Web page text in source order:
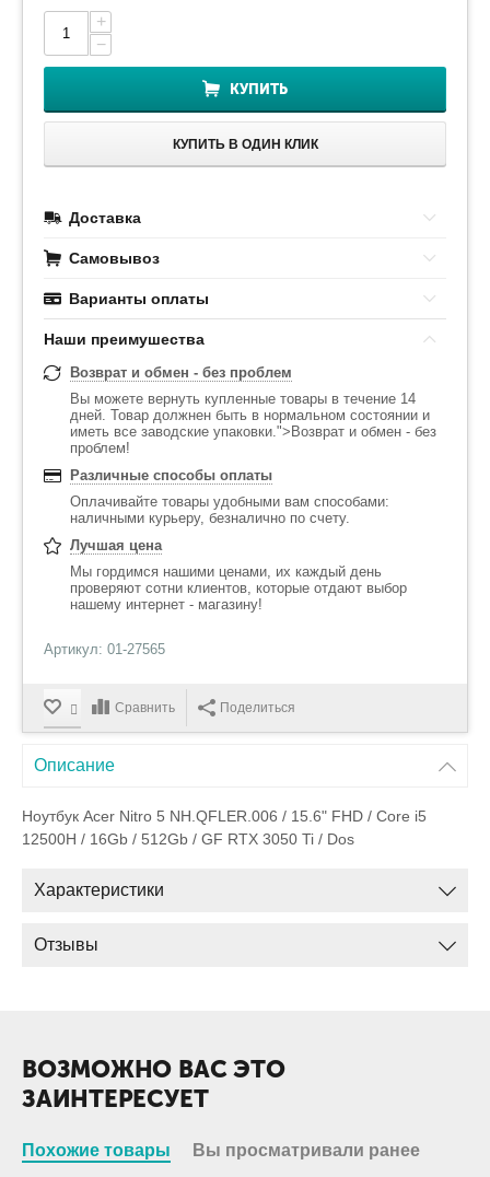
+
−
КУПИТЬ
КУПИТЬ В ОДИН КЛИК
Доставка
Самовывоз
Варианты оплаты
Наши преимушества
Возврат и обмен - без проблем
Вы можете вернуть купленные товары в течение 14
дней. Товар должнен быть в нормальном состоянии и
иметь все заводские упаковки.">Возврат и обмен - без
проблем!
Различные способы оплаты
Оплачивайте товары удобными вам способами:
наличными курьеру, безналично по счету.
Лучшая цена
Мы гордимся нашими ценами, их каждый день
проверяют сотни клиентов, которые отдают выбор
нашему интернет - магазину!
Артикул: 01-27565
Сравнить Поделиться
Описание
Ноутбук Acer Nitro 5 NH.QFLER.006 / 15.6" FHD / Core i5
12500H / 16Gb / 512Gb / GF RTX 3050 Ti / Dos
Характеристики
Отзывы
ВОЗМОЖНО ВАС ЭТО
ЗАИНТЕРЕСУЕТ
Похожие товары Вы просматривали ранее